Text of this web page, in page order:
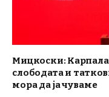
Мицкоски:
слободата и
мора да ја чуваме